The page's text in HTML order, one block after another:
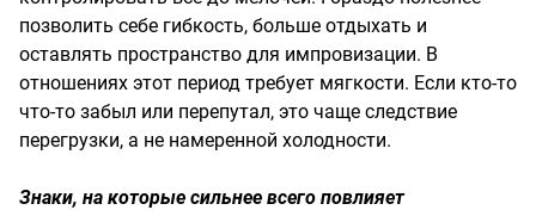
позволить себе гибкость, больше отдыхать и
оставлять пространство для импровизации. В
отношениях этот период требует мягкости. Если кто-то
что-то забыл или перепутал, это чаще следствие
перегрузки, а не намеренной холодности.
Знаки, на которые сильнее всего повлияет